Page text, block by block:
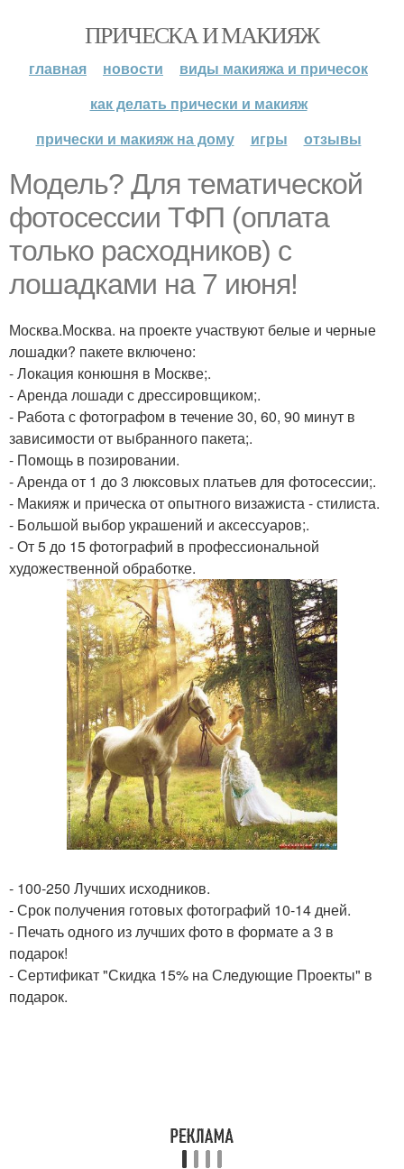
ПРИЧЕСКА И МАКИЯЖ
главная новости
виды макияжа и причесок
как делать прически и макияж
прически и макияж на дому
игры отзывы
Модель? Для тематической
фотосессии ТФП (оплата
только расходников) с
лошадками на 7 июня!
Москва.Москва. на проекте участвуют белые и черные
лошадки? пакете включено:
- Локация конюшня в Москве;.
- Аренда лошади с дрессировщиком;.
- Работа с фотографом в течение 30, 60, 90 минут в
зависимости от выбранного пакета;.
- Помощь в позировании.
- Аренда от 1 до 3 люксовых платьев для фотосессии;.
- Макияж и прическа от опытного визажиста - стилиста.
- Большой выбор украшений и аксессуаров;.
- От 5 до 15 фотографий в профессиональной
художественной обработке.
- 100-250 Лучших исходников.
- Срок получения готовых фотографий 10-14 дней.
- Печать одного из лучших фото в формате а 3 в
подарок!
- Сертификат "Скидка 15% на Следующие Проекты" в
подарок.